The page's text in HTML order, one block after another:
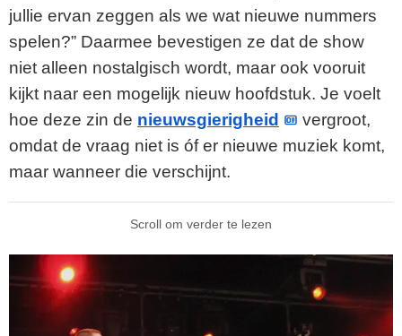
jullie ervan zeggen als we wat nieuwe nummers
spelen?” Daarmee bevestigen ze dat de show
niet alleen nostalgisch wordt, maar ook vooruit
kijkt naar een mogelijk nieuw hoofdstuk. Je voelt
hoe deze zin de nieuwsgierigheid
vergroot,
omdat de vraag niet is óf er nieuwe muziek komt,
maar wanneer die verschijnt.
Scroll om verder te lezen